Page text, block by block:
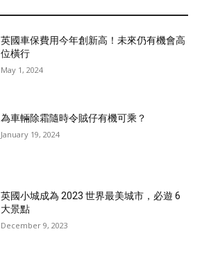
英國車保費用今年創新高！未來仍有機會高
位橫行
May 1, 2024
為車輛除霜隨時令賊仔有機可乘？
January 19, 2024
英國小城成為 2023 世界最美城市，必遊 6
大景點
December 9, 2023